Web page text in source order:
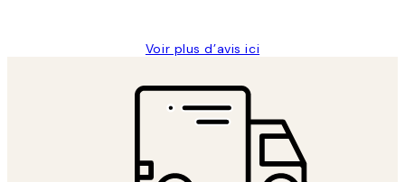
Voir plus d’avis ici